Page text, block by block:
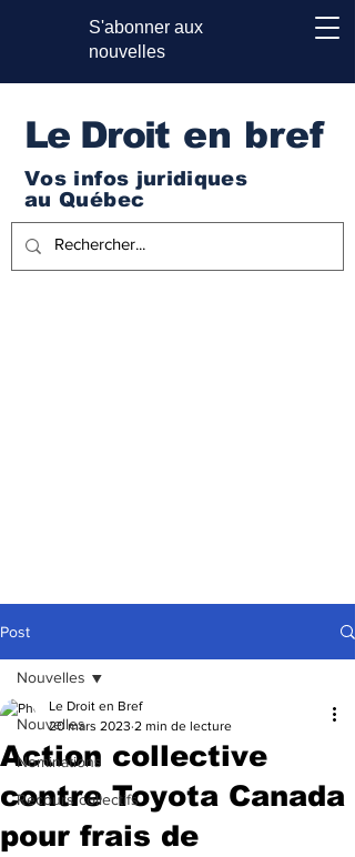
S'abonner aux
nouvelles
Le Droit en bref
Vos infos juridiques
au Québec
Post
Nouvelles
Nominations
Recours collectifs
Nouvelles
Action collective
contre Toyota Canada
pour frais de
Le Droit en Bref
20 mars 2023 2 min de lecture